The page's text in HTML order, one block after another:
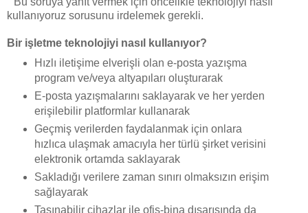
kullanıyoruz sorusunu irdelemek gerekli.
Bir işletme teknolojiyi nasıl kullanıyor?
Hızlı iletişime elverişli olan e-posta yazışma
program ve/veya altyapıları oluşturarak
E-posta yazışmalarını saklayarak ve her yerden
erişilebilir platformlar kullanarak
Geçmiş verilerden faydalanmak için onlara
hızlıca ulaşmak amacıyla her türlü şirket verisini
elektronik ortamda saklayarak
Sakladığı verilere zaman sınırı olmaksızın erişim
sağlayarak
Taşınabilir cihazlar ile ofis-bina dışarısında da